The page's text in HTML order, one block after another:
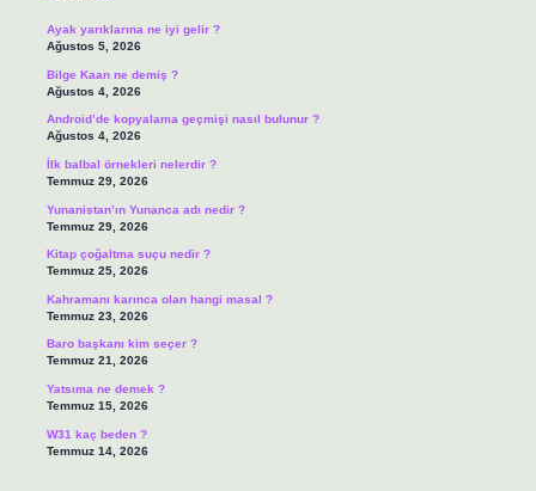
Ayak yarıklarına ne iyi gelir ?
Ağustos 5, 2026
Bilge Kaan ne demiş ?
Ağustos 4, 2026
Android’de kopyalama geçmişi nasıl bulunur ?
Ağustos 4, 2026
İlk balbal örnekleri nelerdir ?
Temmuz 29, 2026
Yunanistan’ın Yunanca adı nedir ?
Temmuz 29, 2026
Kitap çoğaltma suçu nedir ?
Temmuz 25, 2026
Kahramanı karınca olan hangi masal ?
Temmuz 23, 2026
Baro başkanı kim seçer ?
Temmuz 21, 2026
Yatsıma ne demek ?
Temmuz 15, 2026
W31 kaç beden ?
Temmuz 14, 2026